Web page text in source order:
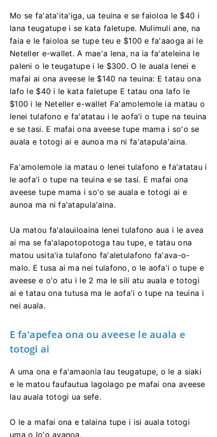
Mo se fa'ata'ita'iga, ua teuina e se faioloa le $40 i
lana teugatupe i se kata faletupe. Mulimuli ane, na
faia e le faioloa se tupe teu e $100 e fa'aaoga ai le
Neteller e-wallet. A mae'a lena, na ia fa'ateleina le
paleni o le teugatupe i le $300. O le auala lenei e
mafai ai ona aveese le $140 na teuina: E tatau ona
lafo le $40 i le kata faletupe E tatau ona lafo le
$100 i le Neteller e-wallet Fa'amolemole ia matau o
lenei tulafono e fa'atatau i le aofa'i o tupe na teuina
e se tasi. E mafai ona aveese tupe mama i so'o se
auala e totogi ai e aunoa ma ni fa'atapula'aina.
Fa'amolemole ia matau o lenei tulafono e fa'atatau i
le aofa'i o tupe na teuina e se tasi. E mafai ona
aveese tupe mama i so'o se auala e totogi ai e
aunoa ma ni fa'atapula'aina.
Ua matou fa'alauiloaina lenei tulafono aua i le avea
ai ma se fa'alapotopotoga tau tupe, e tatau ona
matou usita'ia tulafono fa'aletulafono fa'ava-o-
malo. E tusa ai ma nei tulafono, o le aofa'i o tupe e
aveese e o'o atu i le 2 ma le sili atu auala e totogi
ai e tatau ona tutusa ma le aofa'i o tupe na teuina i
nei auala.
E fa'apefea ona ou aveese le auala e
totogi ai
A uma ona e fa'amaonia lau teugatupe, o le a siaki
e le matou faufautua lagolago pe mafai ona aveese
lau auala totogi ua sefe.
O le a mafai ona e talaina tupe i isi auala totogi
uma o lo'o avanoa.